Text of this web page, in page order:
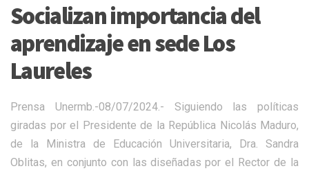
Socializan importancia del
aprendizaje en sede Los
Laureles
Prensa Unermb.-08/07/2024.- Siguiendo las políticas
giradas por el Presidente de la República Nicolás Maduro,
de la Ministra de Educación Universitaria, Dra. Sandra
Oblitas, en conjunto con las diseñadas por el Rector de la